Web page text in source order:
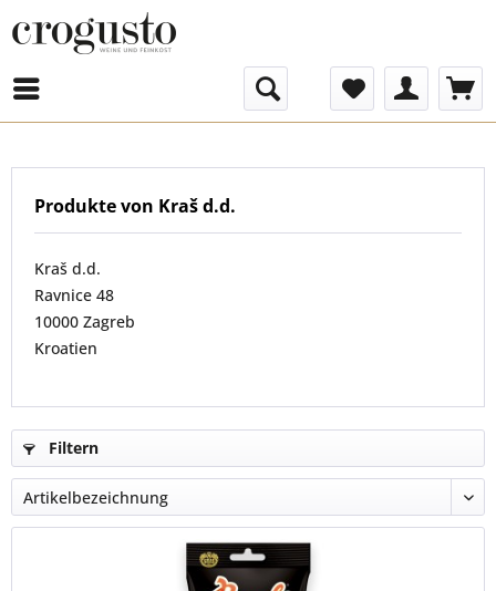
Produkte von Kraš d.d.
Kraš d.d.
Ravnice 48
10000 Zagreb
Kroatien
Filtern